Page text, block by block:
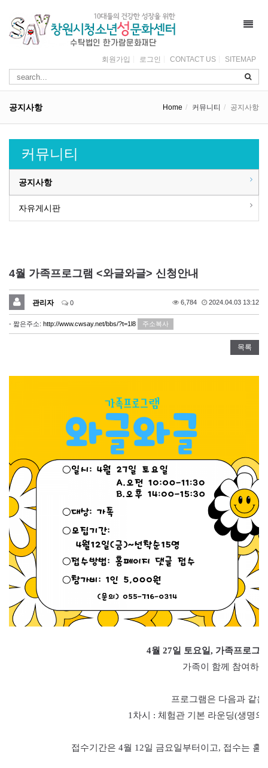
회원가입 로그인 CONTACT US SITEMAP
공지사항 Home 커뮤니티 공지사항
커뮤니티
공지사항
자유게시판
4월 가족프로그램 <와글와글> 신청안내
관리자 0 6,784 2024.04.03 13:12
- 짧은주소: http://www.cwsay.net/bbs/?t=1l8 주소복사
목록
4월27일 토요일, 가족프로그
가족이 함께 참여하
프로그램은 다음과 같
1 차시 : 체험관 기본 라운딩(생명의
접수기간은 4월 12일 금요일부터이고, 접수는 홈